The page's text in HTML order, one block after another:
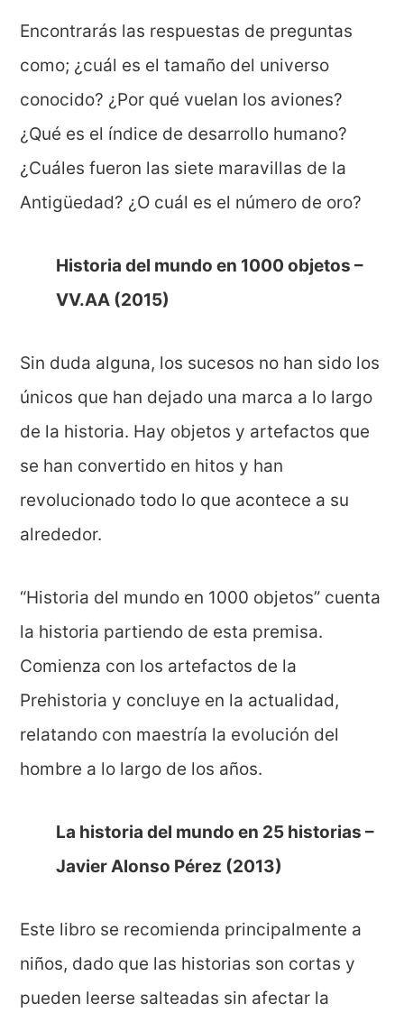
Encontrarás las respuestas de preguntas
como; ¿cuál es el tamaño del universo
conocido? ¿Por qué vuelan los aviones?
¿Qué es el índice de desarrollo humano?
¿Cuáles fueron las siete maravillas de la
Antigüedad? ¿O cuál es el número de oro?
Historia del mundo en 1000 objetos –
VV.AA (2015)
Sin duda alguna, los sucesos no han sido los
únicos que han dejado una marca a lo largo
de la historia. Hay objetos y artefactos que
se han convertido en hitos y han
revolucionado todo lo que acontece a su
alrededor.
“Historia del mundo en 1000 objetos” cuenta
la historia partiendo de esta premisa.
Comienza con los artefactos de la
Prehistoria y concluye en la actualidad,
relatando con maestría la evolución del
hombre a lo largo de los años.
La historia del mundo en 25 historias –
Javier Alonso Pérez (2013)
Este libro se recomienda principalmente a
niños, dado que las historias son cortas y
pueden leerse salteadas sin afectar la